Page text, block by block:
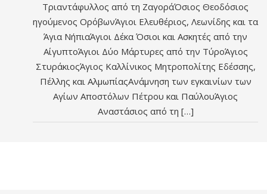
Τριαντάφυλλος από τη ΖαγοράΌσιος Θεοδόσιος
ηγούμενος ΟρόβωνΆγιοι Ελευθέριος, Λεωνίδης και τα
Άγια ΝήπιαΆγιοι Δέκα Όσιοι και Ασκητές από την
ΑίγυπτοΆγιοι Δύο Μάρτυρες από την ΤύροΆγιος
ΣτυράκιοςΆγιος Καλλίνικος Μητροπολίτης Εδέσσης,
Πέλλης και ΑλμωπίαςAνάμνηση των εγκαινίων των
Αγίων Αποστόλων Πέτρου και ΠαύλουΆγιος
Αναστάσιος από τη […]